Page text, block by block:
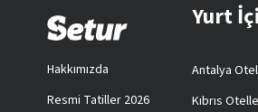
Hakkımızda
Resmi Tatiller 2026
Yurt
Antalya
Kıbrıs